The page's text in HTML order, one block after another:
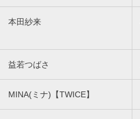
本田紗来
益若つばさ
MINA(ミナ)【TWICE】